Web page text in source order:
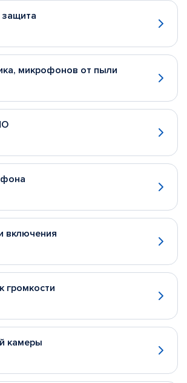
защита
микрофонов от пыли
включения
громкости
камеры